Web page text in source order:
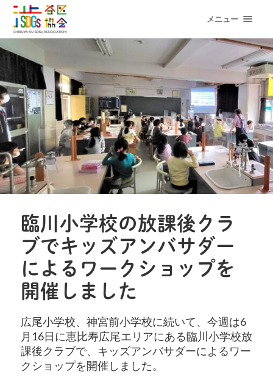
メニュー
臨川小学校の放課後クラ
ブでキッズアンバサダー
によるワークショップを
開催しました
広尾小学校、神宮前小学校に続いて、今週は6
月16日に恵比寿広尾エリアにある臨川小学校放
課後クラブで、キッズアンバサダーによるワー
クショップを開催しました。